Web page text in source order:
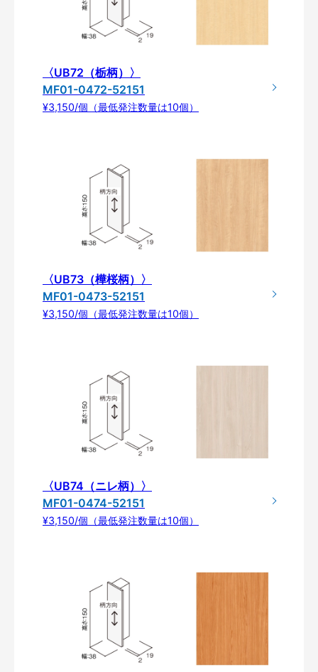
〈UB72（栃柄）〉
MF01-0472-52151
¥3,150/個（最低発注数量は10個）
〈UB73（樺桜柄）〉
MF01-0473-52151
¥3,150/個（最低発注数量は10個）
〈UB74（ニレ柄）〉
MF01-0474-52151
¥3,150/個（最低発注数量は10個）